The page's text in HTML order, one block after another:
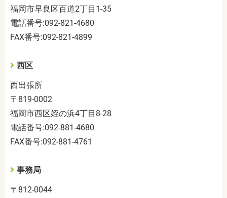
福岡市早良区百道2丁目 1-35
電話番号:092-821-4680
FAX番号:092-821-4899
西区
西出張所
〒 819-0002
福岡市西区姪の浜4丁目 8-28
電話番号:092-881-4680
FAX番号:092-881-4761
事務局
〒 812-0044